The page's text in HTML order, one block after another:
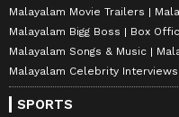
Malayalam Movie Trailers
Malayalam Bigg Boss
Box
Malayalam Songs & Music
Malayalam Celebrity Interviews
SPORTS